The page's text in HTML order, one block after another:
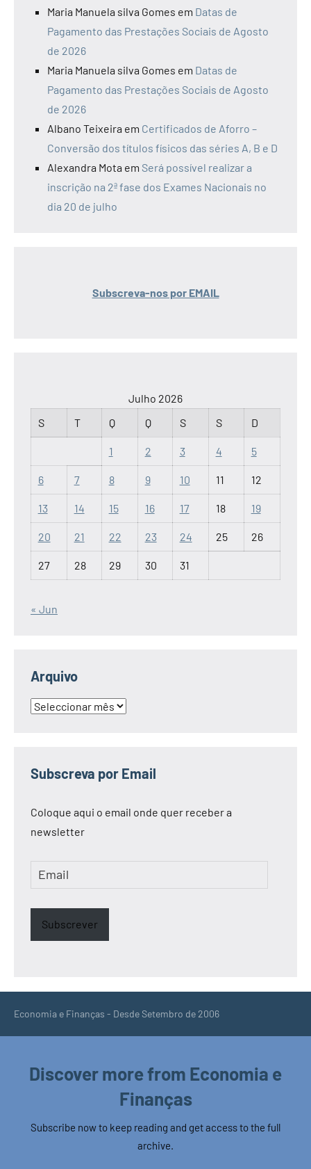
Maria Manuela silva Gomes em Datas de
Pagamento das Prestações Sociais de Agosto
de 2026
Maria Manuela silva Gomes em Datas de
Pagamento das Prestações Sociais de Agosto
de 2026
Albano Teixeira em Certificados de Aforro –
Conversão dos títulos físicos das séries A, B e D
Alexandra Mota em Será possível realizar a
inscrição na 2ª fase dos Exames Nacionais no
dia 20 de julho
Subscreva-nos por EMAIL
Julho 2026
S
T Q Q S S D
1 2 3 4 5
6 7 8 9 10 11 12
13 14 15 16 17 18 19
20 21 22 23 24 25 26
27 28 29 30 31
« Jun
Arquivo
Arquivo
Subscreva por Email
Coloque aqui o email onde quer receber a
newsletter
Email
Subscrever
Economia e Finanças - Desde Setembro de 2006
Discover more from Economia e
Finanças
Subscribe now to keep reading and get access to the full
archive.